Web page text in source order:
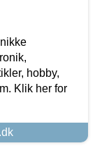
hobby,
Klik her for